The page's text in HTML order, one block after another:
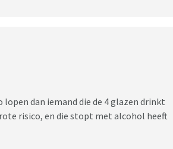
dan iemand die de 4 glazen drinkt
risico, en die stopt met alcohol heeft